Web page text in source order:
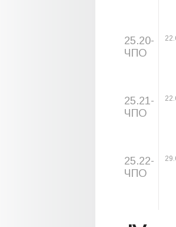
25.20-
ЧПО
25.21-
ЧПО
25.22-
ЧПО